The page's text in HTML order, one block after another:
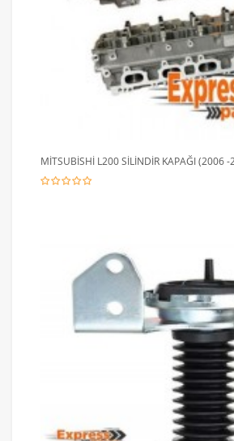
MİTSUBİSHİ L200 SİLİNDİR KAPAĞI (2006 -